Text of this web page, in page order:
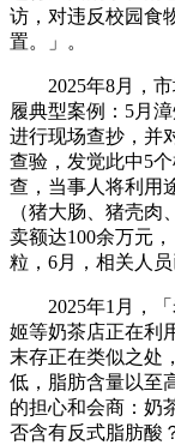
访，对违反校园食
置。」。
2025年8月，市
履典型案例：5月
进行现场查抄，并
查验，发觉此中5
查，当事人将利用
（猪大肠、猪壳
卖额达100余万元
粒，6月，相关人
2025年1月，「
姬等奶茶店正在利
末存正在类似之处
低，脂肪含量以至
的担心和会商：奶
否含有反式脂肪酸